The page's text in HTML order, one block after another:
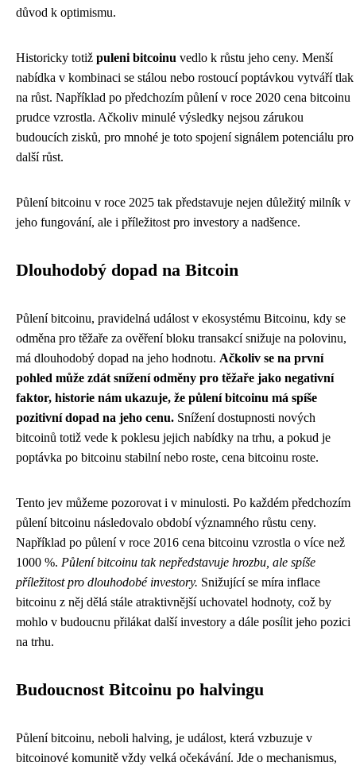
důvod k optimismu.
Historicky totiž puleni bitcoinu vedlo k růstu jeho ceny. Menší
nabídka v kombinaci se stálou nebo rostoucí poptávkou vytváří tlak
na růst. Například po předchozím půlení v roce 2020 cena bitcoinu
prudce vzrostla. Ačkoliv minulé výsledky nejsou zárukou
budoucích zisků, pro mnohé je toto spojení signálem potenciálu pro
další růst.
Půlení bitcoinu v roce 2025 tak představuje nejen důležitý milník v
jeho fungování, ale i příležitost pro investory a nadšence.
Dlouhodobý dopad na Bitcoin
Půlení bitcoinu, pravidelná událost v ekosystému Bitcoinu, kdy se
odměna pro těžaře za ověření bloku transakcí snižuje na polovinu,
má dlouhodobý dopad na jeho hodnotu. Ačkoliv se na první
pohled může zdát snížení odměny pro těžaře jako negativní
faktor, historie nám ukazuje, že půlení bitcoinu má spíše
pozitivní dopad na jeho cenu. Snížení dostupnosti nových
bitcoinů totiž vede k poklesu jejich nabídky na trhu, a pokud je
poptávka po bitcoinu stabilní nebo roste, cena bitcoinu roste.
Tento jev můžeme pozorovat i v minulosti. Po každém předchozím
půlení bitcoinu následovalo období významného růstu ceny.
Například po půlení v roce 2016 cena bitcoinu vzrostla o více než
1000 %. Půlení bitcoinu tak nepředstavuje hrozbu, ale spíše
příležitost pro dlouhodobé investory. Snižující se míra inflace
bitcoinu z něj dělá stále atraktivnější uchovatel hodnoty, což by
mohlo v budoucnu přilákat další investory a dále posílit jeho pozici
na trhu.
Budoucnost Bitcoinu po halvingu
Půlení bitcoinu, neboli halving, je událost, která vzbuzuje v
bitcoinové komunitě vždy velká očekávání. Jde o mechanismus,